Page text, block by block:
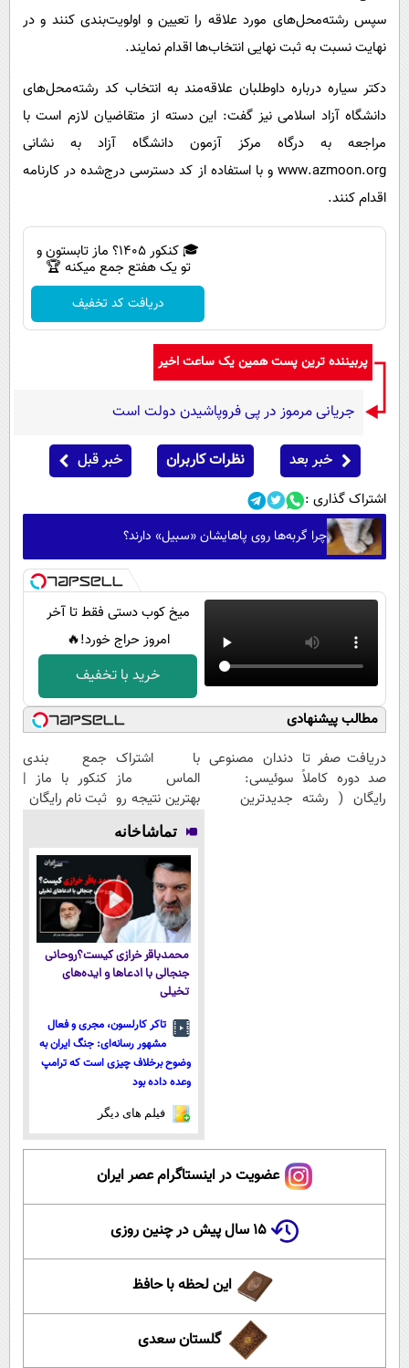
سپس رشته‌محل‌های مورد علاقه را تعیین و اولویت‌بندی کنند و در
نهایت نسبت به ثبت نهایی انتخاب‌ها اقدام نمایند.
دکتر سیاره درباره داوطلبان علاقه‌مند به انتخاب کد رشته‌محل‌های
دانشگاه آزاد اسلامی نیز گفت: این دسته از متقاضیان لازم است با
مراجعه به درگاه مرکز آزمون دانشگاه آزاد به نشانی
www.azmoon.org و با استفاده از کد دسترسی درج‌شده در کارنامه
اقدام کنند.
🎓 کنکور ۱۴۰5؟ ماز تابستون و
تو یک هفتع جمع میکنه 🏆
دریافت کد تخفیف
پربیننده ترین پست همین یک ساعت اخیر
جریانی مرموز در پی فروپاشیدن دولت است
خبر بعد نظرات کاربران خبر قبل
اشتراک گذاری :
چرا گربه‌ها روی پاهایشان «سبیل» دارند؟
میخ کوب دستی فقط تا آخر
امروز حراج خورد!🔥
خرید با تخفیف
مطالب پیشنهادی
دریافت صفر تا
صد دوره کاملاً
رایگان ( رشته
دندان مصنوعی
سوئیسی:
جدیدترین
با اشتراک
الماس ماز
بهترین نتیجه رو
در کنکور بگیر
جمع بندی
کنکور با ماز |
ثبت نام رایگان
تماشاخانه
محمدباقر خرازی کیست؟روحانی
جنجالی با ادعاها و ایده‌های
تخیلی
تاکر کارلسون، مجری و فعال
مشهور رسانه‌ای: جنگ ایران به
وضوح برخلاف چیزی است که ترامپ
وعده داده بود
فیلم های دیگر
عضویت در اینستاگرام عصر ایران
۱۵ سال پیش در چنین روزی
این لحظه با حافظ
گلستان سعدی